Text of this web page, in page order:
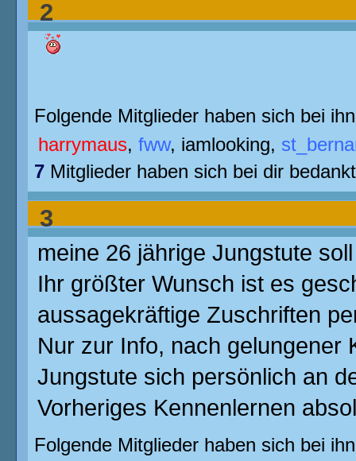
2
Folgende Mitglieder haben sich bei
harrymaus,fww, iamlooking,
7 Mitglieder haben sich bei dir
3
Fremdschwängerung /
meine 26 jährige Jungstute
Ihr größter Wunsch ist es
aussagekräftige Zuschriften
Nur zur Info, nach gelungener
Jungstute sich persönlich an
Vorheriges Kennenlernen
Folgende Mitglieder haben sich bei